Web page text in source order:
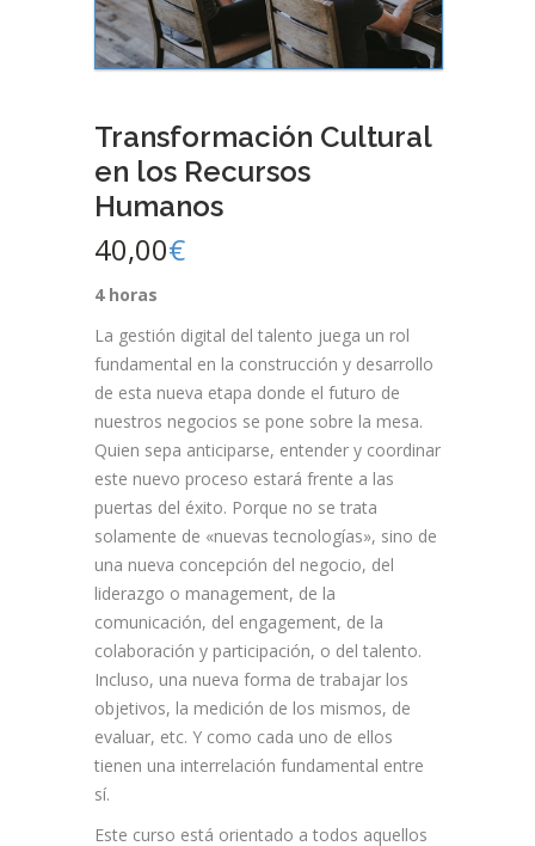
Transformación Cultural
en los Recursos
Humanos
40,00€
4 horas
La gestión digital del talento juega un rol
fundamental en la construcción y desarrollo
de esta nueva etapa donde el futuro de
nuestros negocios se pone sobre la mesa.
Quien sepa anticiparse, entender y coordinar
este nuevo proceso estará frente a las
puertas del éxito. Porque no se trata
solamente de «nuevas tecnologías», sino de
una nueva concepción del negocio, del
liderazgo o management, de la
comunicación, del engagement, de la
colaboración y participación, o del talento.
Incluso, una nueva forma de trabajar los
objetivos, la medición de los mismos, de
evaluar, etc. Y como cada uno de ellos
tienen una interrelación fundamental entre
sí.
Este curso está orientado a todos aquellos